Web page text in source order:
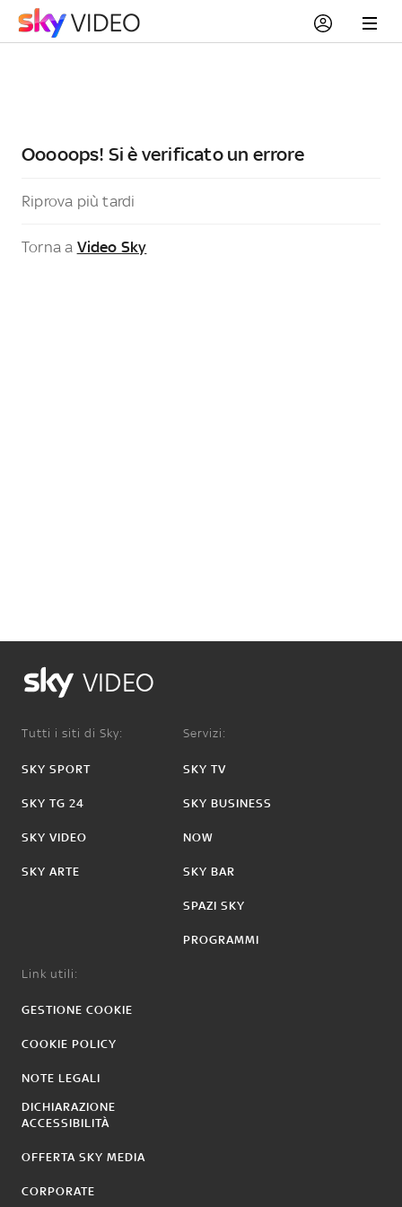
Ooooops! Si è verificato un errore
Riprova più tardi
Torna a Video Sky
VIDEO
Tutti i siti di Sky:
SKY SPORT
SKY TG 24
SKY VIDEO
SKY ARTE
Servizi:
SKY TV
SKY BUSINESS
NOW
SKY BAR
SPAZI SKY
PROGRAMMI
Link utili:
GESTIONE COOKIE
COOKIE POLICY
NOTE LEGALI
DICHIARAZIONE
ACCESSIBILITÀ
OFFERTA SKY MEDIA
CORPORATE